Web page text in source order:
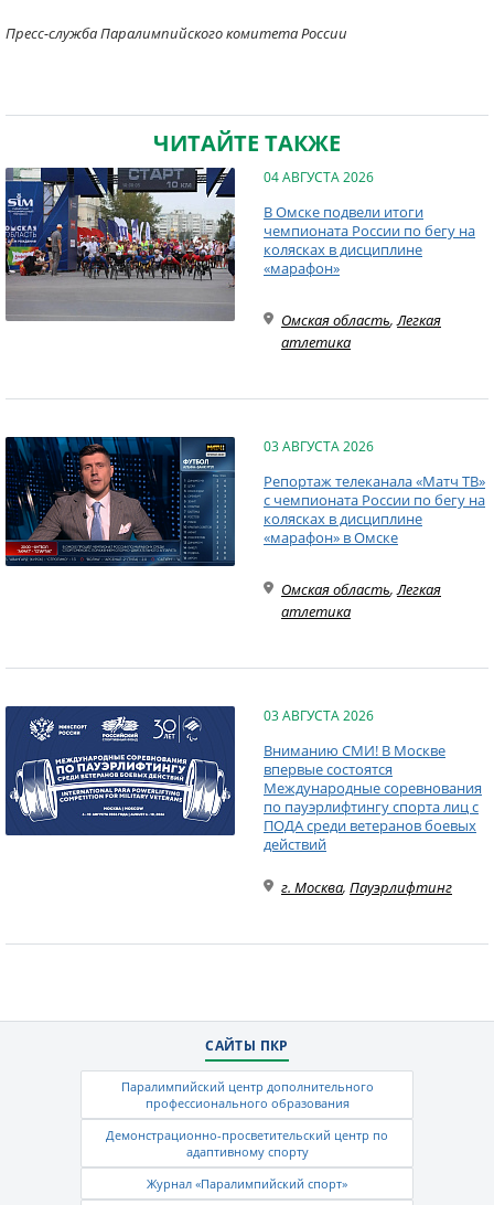
Пресс-служба Паралимпийского комитета России
ЧИТАЙТЕ ТАКЖЕ
04 АВГУСТА 2026
В Омске подвели итоги
чемпионата России по бегу на
колясках в дисциплине
«марафон»
Омская область, Легкая
атлетика
03 АВГУСТА 2026
Репортаж телеканала «Матч ТВ»
с чемпионата России по бегу на
колясках в дисциплине
«марафон» в Омске
Омская область, Легкая
атлетика
03 АВГУСТА 2026
Вниманию СМИ! В Москве
впервые состоятся
Международные соревнования
по пауэрлифтингу спорта лиц с
ПОДА среди ветеранов боевых
действий
г. Москва, Пауэрлифтинг
САЙТЫ ПКР
Паралимпийский центр дополнительного
профессионального образования
Демонстрационно-просветительский центр по
адаптивному спорту
Журнал «Паралимпийский спорт»